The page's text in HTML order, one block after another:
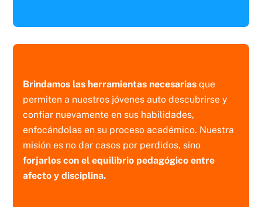
Brindamos las herramientas necesariasque
permiten a nuestros jóvenes auto descubrirse y
confiar nuevamente en sus habilidades,
enfocándolas en su proceso académico. Nuestra
misión es no dar casos por perdidos, sino
forjarlos con el equilibrio pedagógico entre
afecto y disciplina.